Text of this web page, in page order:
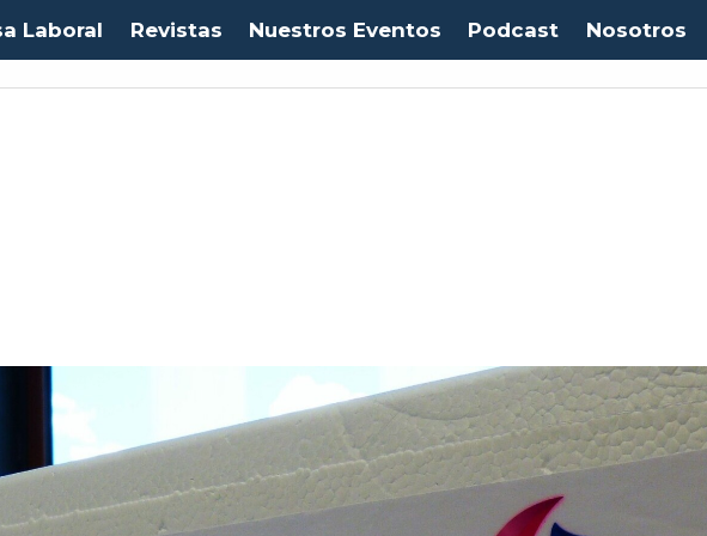
Laboral Revistas Nuestros Eventos Podcast Nosotros